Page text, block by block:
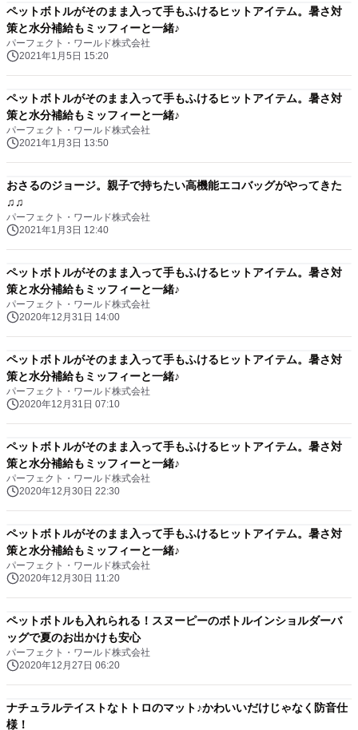
ペットボトルがそのまま入って手もふけるヒットアイテム。暑さ対
策と水分補給もミッフィーと一緒♪
パーフェクト・ワールド株式会社
2021年1月5日 15:20
ペットボトルがそのまま入って手もふけるヒットアイテム。暑さ対
策と水分補給もミッフィーと一緒♪
パーフェクト・ワールド株式会社
2021年1月3日 13:50
おさるのジョージ。親子で持ちたい高機能エコバッグがやってきた
♫♫
パーフェクト・ワールド株式会社
2021年1月3日 12:40
ペットボトルがそのまま入って手もふけるヒットアイテム。暑さ対
策と水分補給もミッフィーと一緒♪
パーフェクト・ワールド株式会社
2020年12月31日 14:00
ペットボトルがそのまま入って手もふけるヒットアイテム。暑さ対
策と水分補給もミッフィーと一緒♪
パーフェクト・ワールド株式会社
2020年12月31日 07:10
ペットボトルがそのまま入って手もふけるヒットアイテム。暑さ対
策と水分補給もミッフィーと一緒♪
パーフェクト・ワールド株式会社
2020年12月30日 22:30
ペットボトルがそのまま入って手もふけるヒットアイテム。暑さ対
策と水分補給もミッフィーと一緒♪
パーフェクト・ワールド株式会社
2020年12月30日 11:20
ペットボトルも入れられる！スヌーピーのボトルインショルダーバ
ッグで夏のお出かけも安心
パーフェクト・ワールド株式会社
2020年12月27日 06:20
ナチュラルテイストなトトロのマット♪かわいいだけじゃなく防音仕
様！